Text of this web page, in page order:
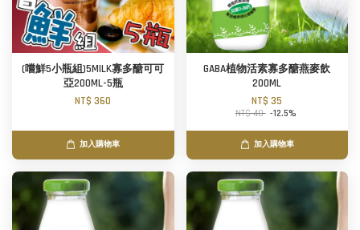
(嚐鮮5小瓶組)5MILK寡多醣可可
亞200ML-5瓶
NT$ 360
加入購物車
GABA植物活素寡多醣燕麥飲
200ML
NT$ 35
NT$ 40 -12.5%
加入購物車